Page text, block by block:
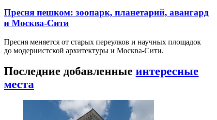
Пресня пешком: зоопарк, планетарий, авангард
и Москва-Сити
Пресня меняется от старых переулков и научных площадок
до модернистской архитектуры и Москва-Сити.
Последние добавленные интересные
места